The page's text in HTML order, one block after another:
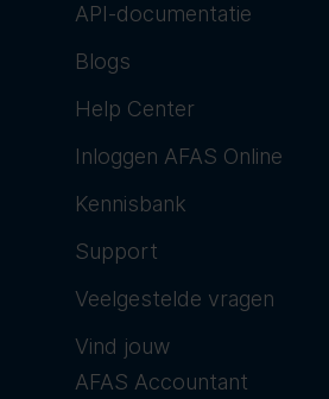
API-documentatie
Blogs
Help Center
Inloggen AFAS Online
Kennisbank
Support
Veelgestelde vragen
Vind jouw
AFAS Accountant